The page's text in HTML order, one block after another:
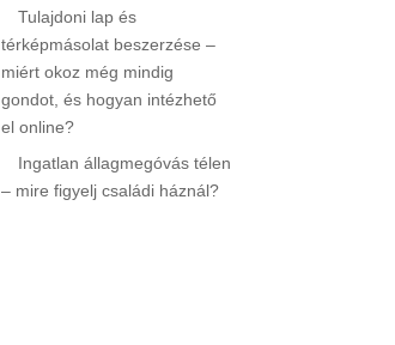
Tulajdoni lap és
térképmásolat beszerzése –
miért okoz még mindig
gondot, és hogyan intézhető
el online?
Ingatlan állagmegóvás télen
– mire figyelj családi háznál?